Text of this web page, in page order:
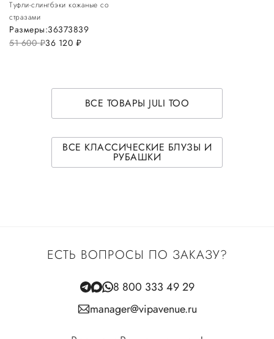
Туфли-слингбэки кожаные со
стразами
51 600руб.36 120 руб.
Размеры:36373839
ВСЕ ТОВАРЫ JULI TOO
ВСЕ КЛАССИЧЕСКИЕ БЛУЗЫ И
РУБАШКИ
ЕСТЬ ВОПРОСЫ ПО ЗАКАЗУ?
8 800 333 49 29
manager@vipavenue.ru